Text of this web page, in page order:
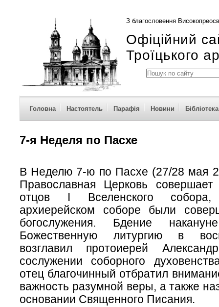
З благословення
Офіційний
Троїцького
Головна Настоятель Парафія Новини Бібліотека
7-я Неделя по Пасхе
В Неделю 7-ю по Пасхе (27/28 мая
Православная Церковь
отцов I Вселенского
архиерейском соборе были
богослужения. Бдение
Божественную литургию в
возглавил протоиерей
сослужении соборного
отец благочинный отбратил
важность разумной веры, а также
основании Священного Писания.